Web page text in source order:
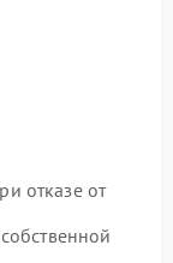
отказе от